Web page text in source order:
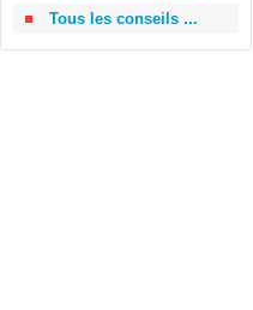
Tous les conseils ...